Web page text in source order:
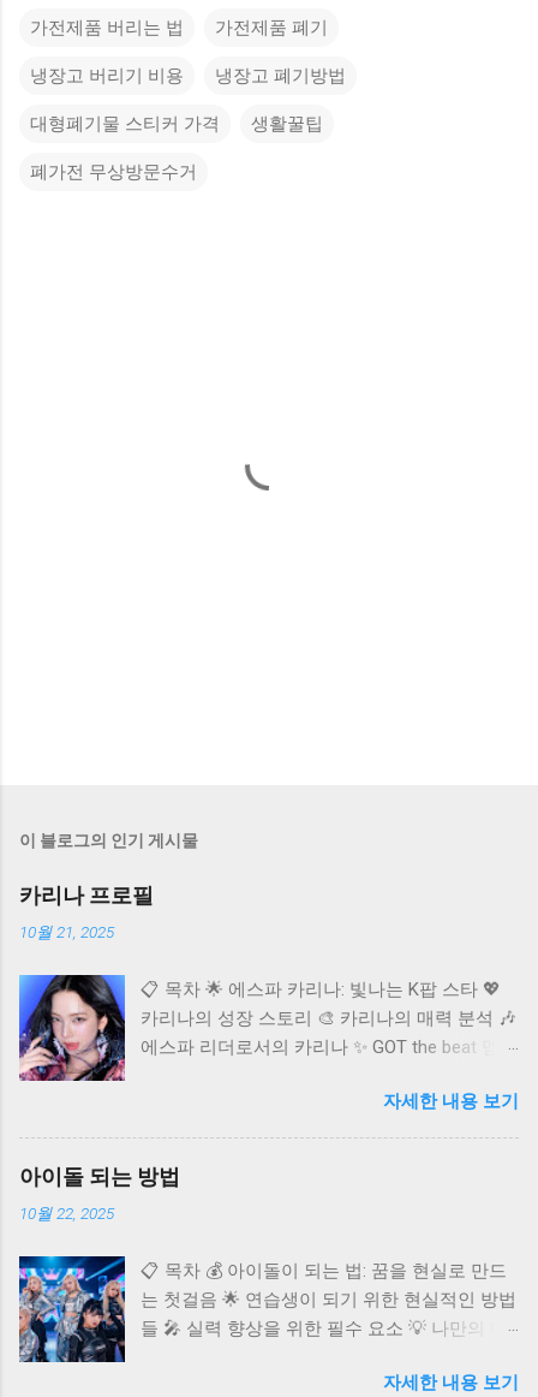
가전제품 버리는 법 가전제품 폐기
냉장고 버리기 비용 냉장고 폐기방법
대형폐기물 스티커 가격 생활꿀팁
폐가전 무상방문수거
이 블로그의 인기 게시물
카리나 프로필
10월 21, 2025
📋 목차 🌟 에스파 카리나: 빛나는 K팝 스타 💖
카리나의 성장 스토리 🎨 카리나의 매력 분석 🎶
에스파 리더로서의 카리나 ✨ GOT the beat 멤버
질문 (FAQ) K팝 씬에 혜성처럼 등장하여 단숨에
정상급 아이돌로 자리매김한 에스파(aespa)의
멤버 카리나. 독보적인 비주얼과 뛰어난 실력으
로 국내외 팬들의 마음을 사로잡고 있어요. 오늘
보는 시간을 가져보려고 합니다. 카리나가 어떻
게 현재의 자리에 오를 수 있었는지, 그리고 앞
으로 어떤 활약을 보여줄지 함께 탐색해 볼까
자세한 내용 보기
아이돌 되는 방법
10월 22, 2025
📋 목차 💰 아이돌이 되는 법: 꿈을 현실로 만드
는 첫걸음 🌟 연습생이 되기 위한 현실적인 방법
들 🎤 실력 향상을 위한 필수 요소 💡 나만의 매
이돌 도전, 이것만은 알아두세요 ❓ 자주 묻는 질
자세한 내용 보기